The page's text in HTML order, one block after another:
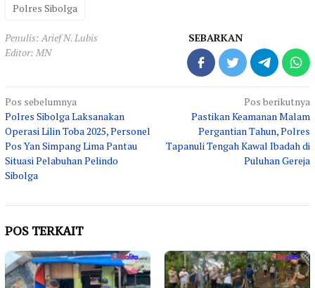
Polres Sibolga
Penulis: Arief N. Lubis
Editor: MN
SEBARKAN
Navigasi
pos
Pos sebelumnya
Polres Sibolga Laksanakan
Operasi Lilin Toba 2025, Personel
Pos Yan Simpang Lima Pantau
Situasi Pelabuhan Pelindo
Sibolga
Pos berikutnya
Pastikan Keamanan Malam
Pergantian Tahun, Polres
Tapanuli Tengah Kawal Ibadah di
Puluhan Gereja
POS TERKAIT